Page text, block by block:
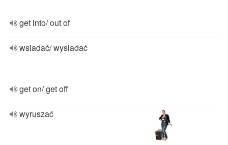
get into/ out of
wsiadać/ wysiadać
get on/ get off
wyruszać